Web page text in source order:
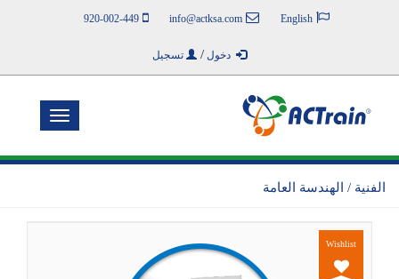
English
info@actksa.com
920-002-449
دخول / تسجيل
Toggle
الفنية / الهندسة العامة
Wishlist